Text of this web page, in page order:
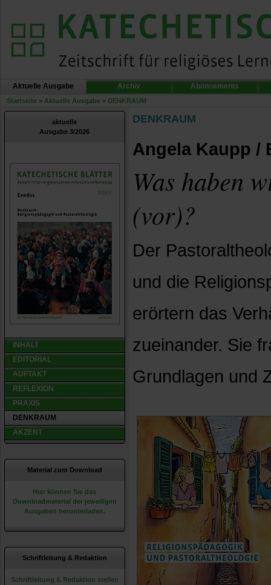
Aktuelle Ausgabe Archiv Abonnements
Startseite » Aktuelle Ausgabe » DENKRAUM
aktuelle
Ausgabe 3/2026
INHALT
EDITORIAL
AUFTAKT
REFLEXION
PRAXIS
DENKRAUM
AKZENT
Material zum Download
Hier können Sie das
Downloadmaterial der jeweiligen
Ausgaben herunterladen.
Schriftleitung & Redaktion
Schriftleitung & Redaktion stellen
DENKRAUM
Angela Kaupp /
Was haben
(vor)?
Der
und die
erörtern das
zueinander. Sie
Grundlagen und